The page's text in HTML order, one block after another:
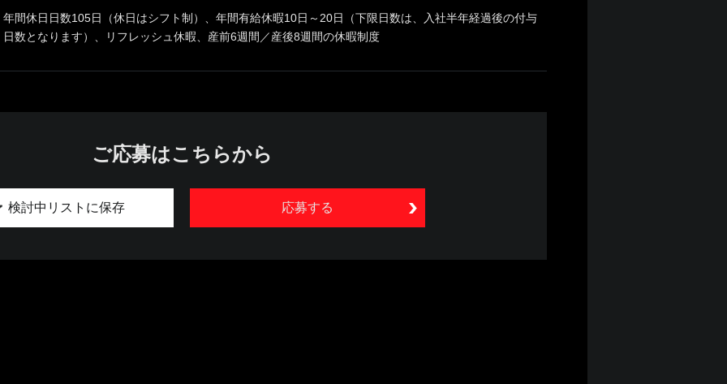
年間休日日数105日（休日はシフト制）、年間有給休暇10日～20日（下限日数は、入社半年経過後の付与
日数となります）、リフレッシュ休暇、産前6週間／産後8週間の休暇制度
ご応募はこちらから
応募する
検討中リストに保存